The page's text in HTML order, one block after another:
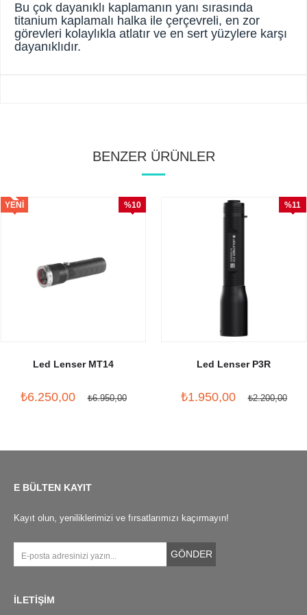
Bu çok dayanıklı kaplamanın yanı sırasında
titanium kaplamalı halka ile çerçevreli, en zor
görevleri kolaylıkla atlatır ve en sert yüzylere karşı
dayanıklıdır.
BENZER ÜRÜNLER
Led Lenser MT14
₺6.250,00 ₺6.950,00
%10
YENI
Led Lenser P3R
₺1.950,00 ₺2.200,00
%11
E BÜLTEN KAYIT
Kayıt olun, yeniliklerimizi ve fırsatlarımızı kaçırmayın!
GÖNDER
İLETİŞİM